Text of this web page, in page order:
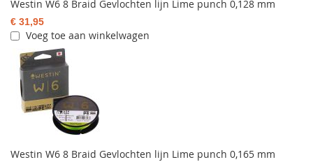
Westin W6 8 Braid Gevlochten lijn Lime punch 0,128 mm
€ 31,95
Voeg toe aan winkelwagen
Westin W6 8 Braid Gevlochten lijn Lime punch 0,165 mm